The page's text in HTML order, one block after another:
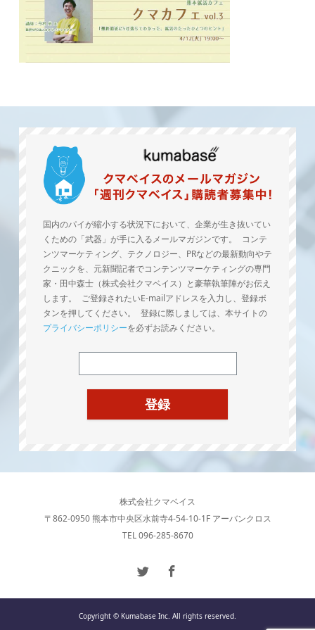
国内のパイが縮小する状況下において、企業が生き抜いてい
くための「武器」が手に入るメールマガジンです。 コンテ
ンツマーケティング、テクノロジー、PRなどの最新動向やテ
クニックを、元新聞記者でコンテンツマーケティングの専門
家・田中森士（株式会社クマベイス）と豪華執筆陣がお伝え
します。 ご登録されたいE-mailアドレスを入力し、登録ボ
タンを押してください。 登録に際しましては、本サイトの
プライバシーポリシーを必ずお読みください。
株式会社クマベイス
〒862-0950 熊本市中央区水前寺4-54-10-1F アーバンクロス
TEL 096-285-8670
Copyright © Kumabase Inc. All rights reserved.